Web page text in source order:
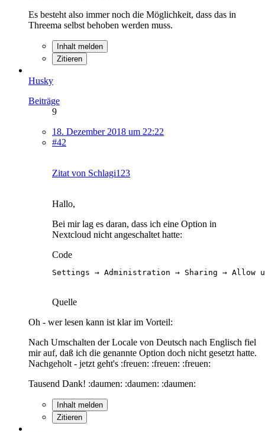
Es besteht also immer noch die Möglichkeit, dass das in
Threema selbst behoben werden muss.
Inhalt melden
Zitieren
Husky
Beiträge
9
18. Dezember 2018 um 22:22
#42
Zitat von Schlagi123
Hallo,
Bei mir lag es daran, dass ich eine Option in
Nextcloud nicht angeschaltet hatte:
Code
Settings → Administration → Sharing → Allow
Quelle
Oh - wer lesen kann ist klar im Vorteil:
Nach Umschalten der Locale von Deutsch nach Englisch fiel
mir auf, daß ich die genannte Option doch nicht gesetzt hatte.
Nachgeholt - jetzt geht's :freuen: :freuen: :freuen:
Tausend Dank! :daumen: :daumen: :daumen:
Inhalt melden
Zitieren